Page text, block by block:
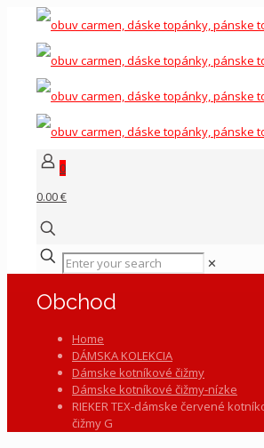
0
0.00 €
✕
Obchod
Home
DÁMSKA KOLEKCIA
Dámske kotníkové čižmy
Dámske kotníkové čižmy-nízke
RIEKER TEX-dámske červené
čižmy G